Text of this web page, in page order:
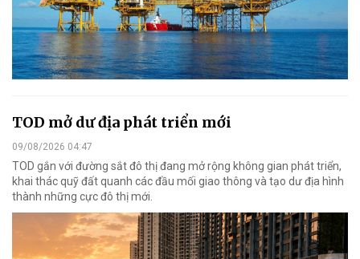
TOD mở dư địa phát triển mới
09/08/2026 04:47
TOD gắn với đường sắt đô thị đang mở rộng không gian phát triển,
khai thác quỹ đất quanh các đầu mối giao thông và tạo dư địa hình
thành những cực đô thị mới.